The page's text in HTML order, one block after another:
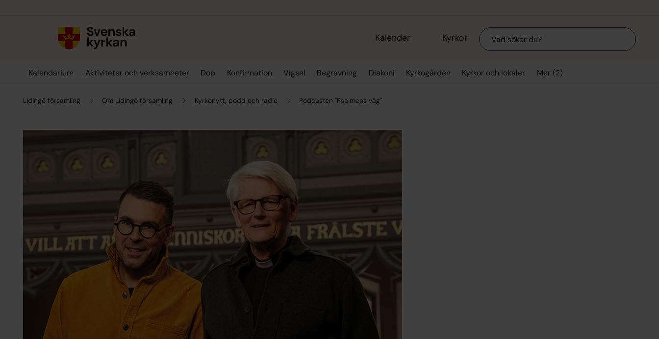
Kalender Kyrkor Sök
Kalendarium Aktiviteter och verksamheter Dop Konfirmation Vigsel Begravning Diakoni Kyrkogården Kyrkor och lokaler Mer (2)
Lidingö församling Om Lidingö församling Kyrkonytt, podd och radio Podcasten "Psalmens väg"